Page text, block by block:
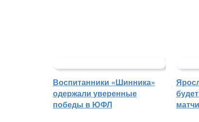
Воспитанники «Шинника»
одержали уверенные
победы в ЮФЛ